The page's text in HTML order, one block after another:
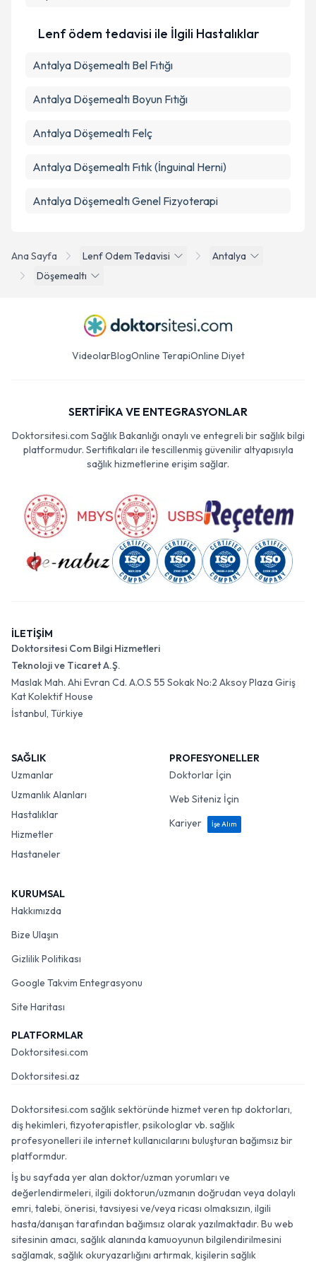
Ana Sayfa Lenf Odem Tedavisi
Antalya
Döşemealtı
Lenf ödem tedavisi ile İlgili Hastalıklar
Antalya Döşemealtı Bel Fıtığı
Antalya Döşemealtı Boyun Fıtığı
Antalya Döşemealtı Felç
Antalya Döşemealtı Fıtık (İnguinal Herni)
Antalya Döşemealtı Genel Fizyoterapi
VideolarBlogOnline TerapiOnline Diyet
SERTİFİKA VE ENTEGRASYONLAR
Doktorsitesi.com Sağlık Bakanlığı onaylı ve entegreli bir sağlık bilgi
platformudur. Sertifikaları ile tescillenmiş güvenilir altyapısıyla
sağlık hizmetlerine erişim sağlar.
İLETİŞİM
Doktorsitesi Com Bilgi Hizmetleri
Teknoloji ve Ticaret A.Ş.
Maslak Mah. Ahi Evran Cd. A.O.S 55 Sokak No:2 Aksoy Plaza Giriş
Kat Kolektif House
İstanbul, Türkiye
SAĞLIK
Uzmanlar
Uzmanlık Alanları
Hastalıklar
Hizmetler
Hastaneler
PROFESYONELLER
Doktorlar İçin
Web Siteniz İçin
Kariyer
İşe Alım
KURUMSAL
Hakkımızda
Bize Ulaşın
Gizlilik Politikası
Google Takvim Entegrasyonu
Site Haritası
PLATFORMLAR
Doktorsitesi.com
Doktorsitesi.az
Doktorsitesi.com sağlık sektöründe hizmet veren tıp doktorları,
diş hekimleri, fizyoterapistler, psikologlar vb. sağlık
profesyonelleri ile internet kullanıcılarını buluşturan bağımsız bir
platformdur.
İş bu sayfada yer alan doktor/uzman yorumları ve
değerlendirmeleri, ilgili doktorun/uzmanın doğrudan veya dolaylı
emri, talebi, önerisi, tavsiyesi ve/veya ricası olmaksızın, ilgili
hasta/danışan tarafından bağımsız olarak yazılmaktadır. Bu web
sitesinin amacı, sağlık alanında kamuoyunun bilgilendirilmesini
sağlamak, sağlık okuryazarlığını artırmak, kişilerin sağlık